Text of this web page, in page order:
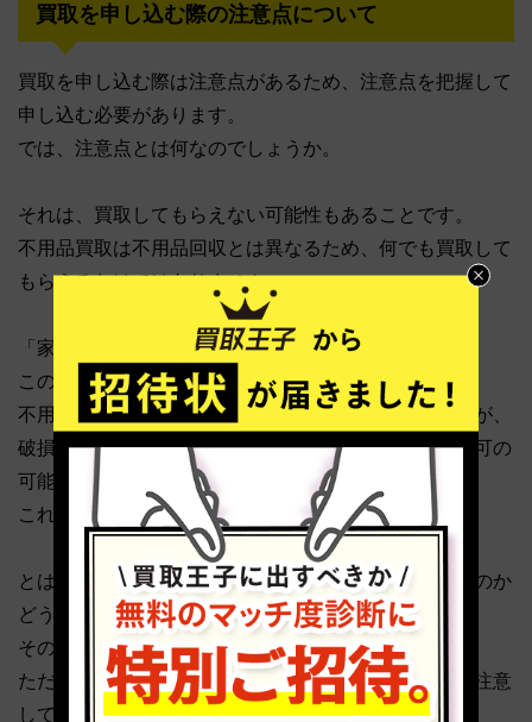
買取を申し込む際の注意点について
買取を申し込む際は注意点があるため、注意点を把握して
申し込む必要があります。
では、注意点とは何なのでしょうか。
それは、買取してもらえない可能性もあることです。
不用品買取は不用品回収とは異なるため、何でも買取して
もらえるわけではありません。
「家にある不用品はなんでも買取ってもらえる」
このようにお考えの方も多いのではないでしょうか。
不用品買取会社のホームページにも記載されていますが、
破損・劣化の激しいもの、汚れがひどいものは買取不可の
可能性が高いです。
これは、値がつかないためです。
とは言え、汚れや破損・劣化がどの程度まで許されるのか
どうかわかりにくいですよね。
その場合は、一緒に送ってみると良いでしょう。
ただし、返送料がかかる不用品買取会社があるので、注意
してください。